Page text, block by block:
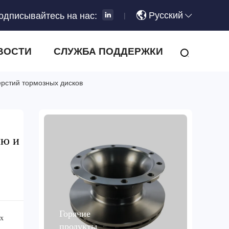
на нас: | Русский
СЛУЖБА ПОДДЕРЖКИ
тормозных дисков
и
Горячие
продукты